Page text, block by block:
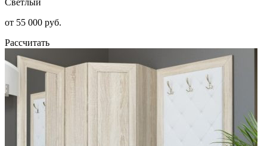
от 55 000 руб.
Рассчитать